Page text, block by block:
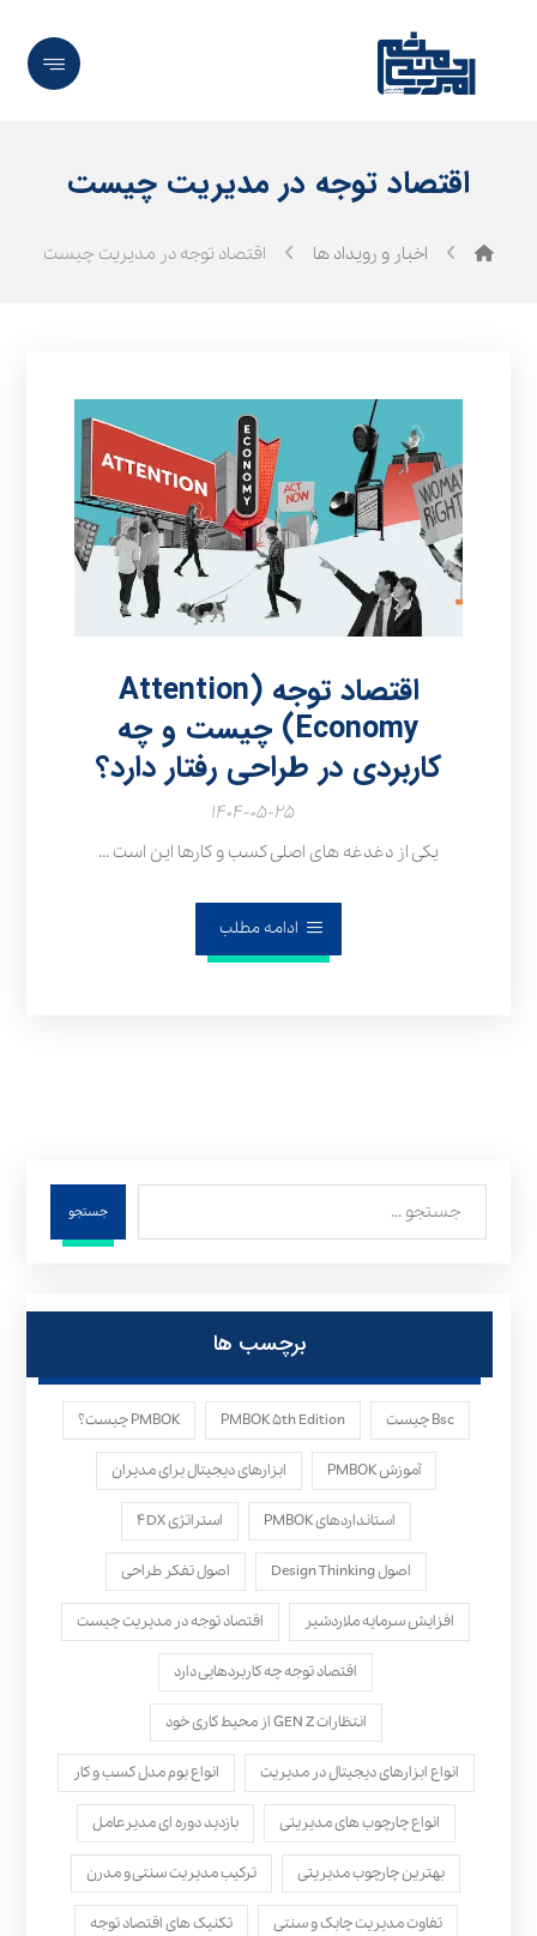
اقتصاد توجه در مدیریت چیست
اخبار و رویداد ها اقتصاد توجه در مدیریت چیست
اقتصاد توجه (Attention
Economy) چیست و چه
کاربردی در طراحی رفتار دارد؟
۱۴۰۴-۰۵-۲۵
یکی از دغدغه‌ های اصلی کسب‌ و کارها این است ...
ادامه مطلب
جستجو
برچسب ها
Bsc چیست PMBOK ۵th Edition PMBOK چیست؟
آموزش PMBOK ابزارهای دیجیتال برای مدیران
استانداردهای PMBOK استراتژی ۴DX
اصول Design Thinking اصول تفکر طراحی
افزایش سرمایه ملاردشیر اقتصاد توجه در مدیریت چیست
اقتصاد توجه چه کاربردهایی دارد
انتظارات GEN Z از محیط کاری خود
انواع ابزارهای دیجیتال در مدیریت انواع بوم مدل کسب‌ و کار
انواع چارچوب های مدیریتی بازدید دوره ای مدیرعامل
بهترین چارچوب مدیریتی ترکیب مدیریت سنتی و مدرن
تفاوت مدیریت چابک و سنتی تکنیک های اقتصاد توجه